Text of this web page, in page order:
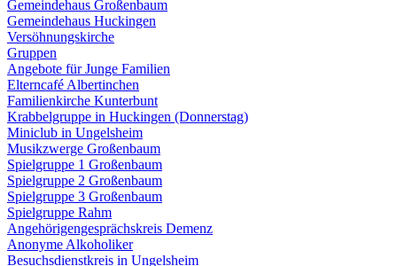
Gemeindehaus Großenbaum
Gemeindehaus Huckingen
Versöhnungskirche
Gruppen
Angebote für Junge Familien
Elterncafé Albertinchen
Familienkirche Kunterbunt
Krabbelgruppe in Huckingen (Donnerstag)
Miniclub in Ungelsheim
Musikzwerge Großenbaum
Spielgruppe 1 Großenbaum
Spielgruppe 2 Großenbaum
Spielgruppe 3 Großenbaum
Spielgruppe Rahm
Angehörigengesprächskreis Demenz
Anonyme Alkoholiker
Besuchsdienstkreis in Ungelsheim